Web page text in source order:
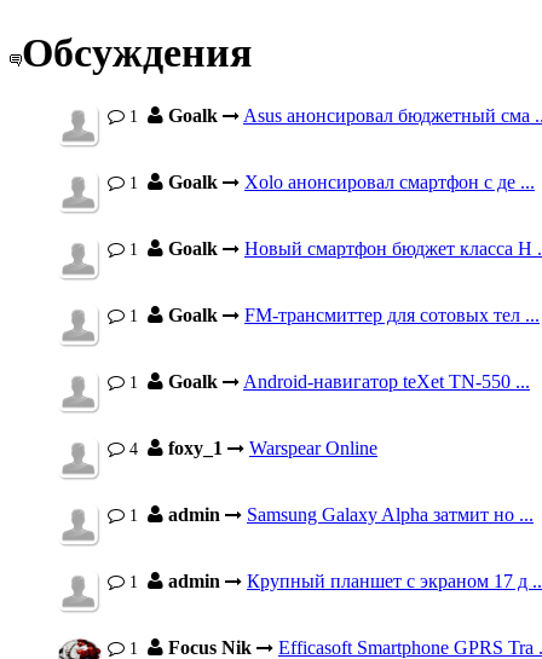
Обсуждения
1 Goalk Asus анонсировал бюджетный сма
1 Goalk Xolo анонсировал смартфон с де ...
1 Goalk Новый смартфон бюджет класса H
1 Goalk FM-трансмиттер для сотовых тел ...
1 Goalk Android-навигатор teXet TN-550 ...
4 foxy_1 Warspear Online
1 admin Samsung Galaxy Alpha затмит но ...
1 admin Крупный планшет с экраном 17 д
1 Focus Nik Efficasoft Smartphone GPRS Tra